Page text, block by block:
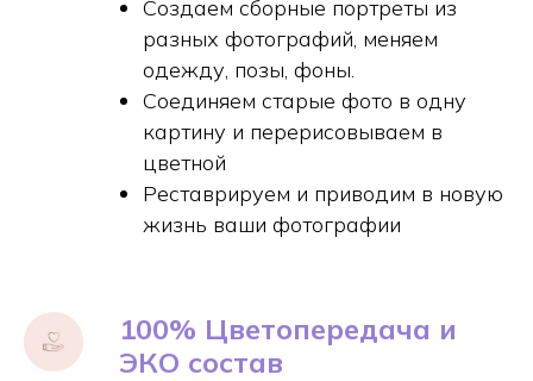
Создаем сборные портреты из
разных фотографий, меняем
одежду, позы, фоны.
Соединяем старые фото в одну
картину и перерисовываем в
цветной
Реставрируем и приводим в новую
жизнь ваши фотографии
100% Цветопередача и
ЭКО состав